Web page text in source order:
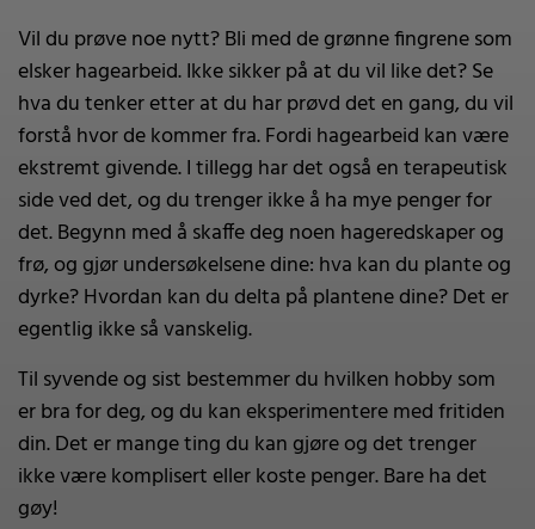
Vil du prøve noe nytt? Bli med de grønne fingrene som
elsker hagearbeid. Ikke sikker på at du vil like det? Se
hva du tenker etter at du har prøvd det en gang, du vil
forstå hvor de kommer fra. Fordi hagearbeid kan være
ekstremt givende. I tillegg har det også en terapeutisk
side ved det, og du trenger ikke å ha mye penger for
det. Begynn med å skaffe deg noen hageredskaper og
frø, og gjør undersøkelsene dine: hva kan du plante og
dyrke? Hvordan kan du delta på plantene dine? Det er
egentlig ikke så vanskelig.
Til syvende og sist bestemmer du hvilken hobby som
er bra for deg, og du kan eksperimentere med fritiden
din. Det er mange ting du kan gjøre og det trenger
ikke være komplisert eller koste penger. Bare ha det
gøy!